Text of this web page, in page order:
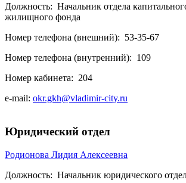
Должность: Начальник отдела
жилищного фонда
Номер телефона (внешний): 53-35-67
Номер телефона (внутренний): 109
Номер кабинета: 204
e-mail: okr.gkh@vladimir-city.ru
Юридический отдел
Родионова Лидия Алексеевна
Должность: Начальник юридического